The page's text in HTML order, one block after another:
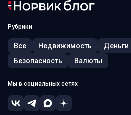
Рубрики
Все Недвижимость Деньги
Безопасность
Валюты
Мы в социальных сетях